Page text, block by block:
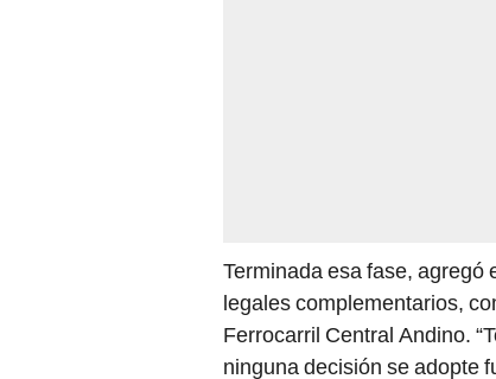
Terminada esa fase, agregó
legales complementarios,
Ferrocarril Central Andino.
ninguna decisión se adopte